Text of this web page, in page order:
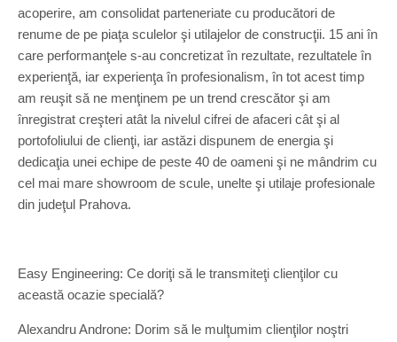
acoperire, am consolidat parteneriate cu producători de
renume de pe piaţa sculelor şi utilajelor de construcţii. 15 ani în
care performanţele s-au concretizat în rezultate, rezultatele în
experienţă, iar experienţa în profesionalism, în tot acest timp
am reuşit să ne menţinem pe un trend crescător şi am
înregistrat creşteri atât la nivelul cifrei de afaceri cât şi al
portofoliului de clienţi, iar astăzi dispunem de energia şi
dedicaţia unei echipe de peste 40 de oameni şi ne mândrim cu
cel mai mare showroom de scule, unelte şi utilaje profesionale
din judeţul Prahova.
Easy Engineering: Ce doriţi să le transmiteţi clienţilor cu
această ocazie specială?
Alexandru Androne: Dorim să le mulţumim clienţilor noştri